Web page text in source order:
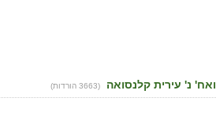
(3663 הורדות)